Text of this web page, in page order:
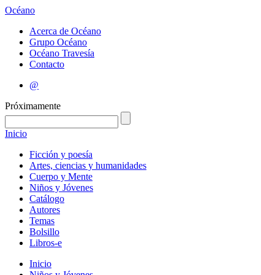
Océano
Acerca de Océano
Grupo Océano
Océano Travesía
Contacto
@
Próximamente
Inicio
Ficción y poesía
Artes, ciencias y humanidades
Cuerpo y Mente
Niños y Jóvenes
Catálogo
Autores
Temas
Bolsillo
Libros-e
Inicio